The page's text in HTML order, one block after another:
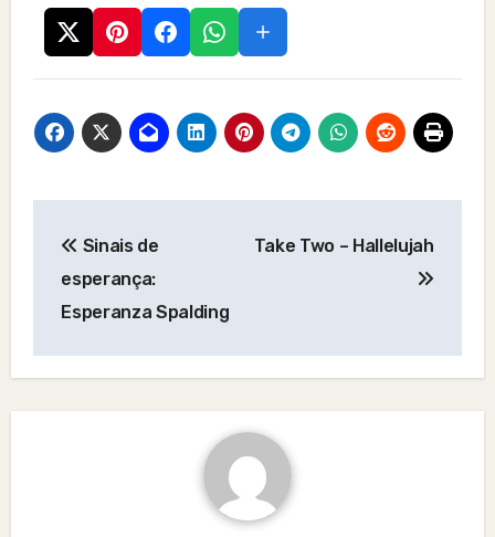
navigation
Sinais de
esperança:
Esperanza Spalding
Take Two – Hallelujah